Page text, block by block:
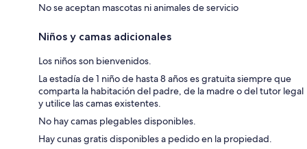
No se aceptan mascotas ni animales de servicio
Niños y camas adicionales
Los niños son bienvenidos.
La estadía de 1 niño de hasta 8 años es gratuita siempre que
comparta la habitación del padre, de la madre o del tutor legal
y utilice las camas existentes.
No hay camas plegables disponibles.
Hay cunas gratis disponibles a pedido en la propiedad.